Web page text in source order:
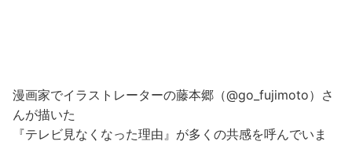
漫画家でイラストレーターの藤本郷（@go_fujimoto）さ
んが描いた
『テレビ見なくなった理由』が多くの共感を呼んでいま